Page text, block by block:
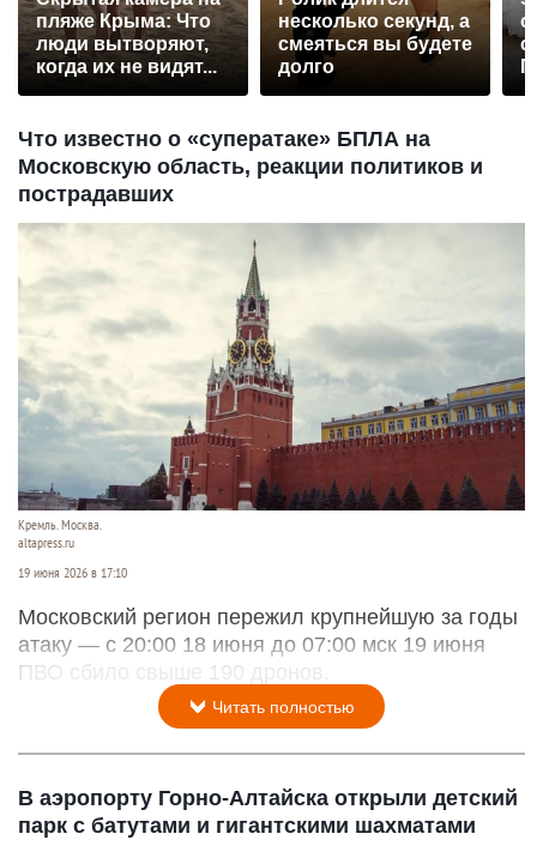
пляже Крыма: Что
люди вытворяют,
когда их не видят...
несколько секунд, а
смеяться вы будете
долго
Что известно о «суператаке» БПЛА на
Московскую область, реакции политиков и
пострадавших
Кремль. Москва.
altapress.ru
19 июня 2026 в 17:10
Московский регион пережил крупнейшую за годы
атаку — с 20:00 18 июня до 07:00 мск 19 июня
ПВО сбило свыше 190 дронов.
Читать полностью
В аэропорту Горно-Алтайска открыли детский
парк с батутами и гигантскими шахматами